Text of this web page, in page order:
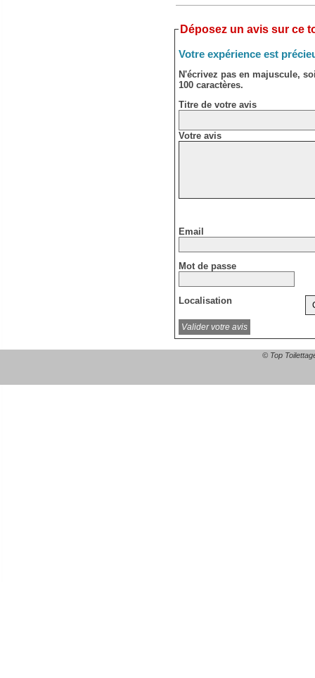
Déposez un avis sur ce
Votre expérience est
N'écrivez pas en majuscule,
100 caractères.
Titre de votre avis
Votre avis
Email
Mot de passe
Localisation
© Top